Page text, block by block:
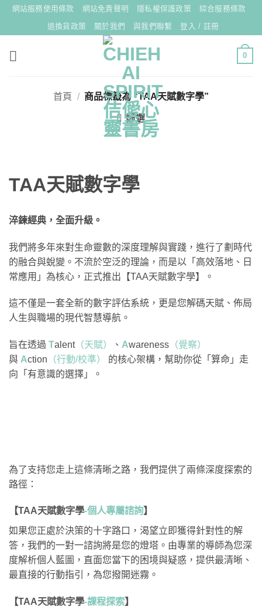
Skip
content
網站服務使用條款 網站免責聲明 隱私權保護政策
綜合服務條款
退換貨政策
關於我們 與我們聯繫 登入 / 註冊
0
首頁 / 商品標籤為 “TAA天賦數字學”
篩選
TAA天賦數字學
淬鍊經典，全面升級。
我們將多年來對生命靈數的深度理解與實踐，進行了劃時代
的融合與蛻變。不流於空泛的理論，而是以「高效落地、日
常應用」為核心，正式推出【TAA天賦數字學】。
這不僅是一套全新的數字評估系統，更是您解碼天賦、佈局
人生與職場的現代智慧導航。
旨在透過 Talent（天賦） 、 Awareness （覺察）
與 Action （行動/校準）
的核心架構，幫助你從「算命」走
向「有意識的選擇」。
為了支持您走上這條清晰之路，我們提供了兩條深度探索的
路徑：
【TAA天賦數字學-個人專屬諮詢】
如果您正處於決策的十字路口，渴望立即獲得針對性的解
答，我們的一對一諮詢將是您的燈塔。由專業的導師為您深
度解析個人藍圖，直面您當下的困境與疑惑，提供最清晰、
最直接的行動指引，為您撥開迷霧。
【TAA天賦數字學-課程探索】